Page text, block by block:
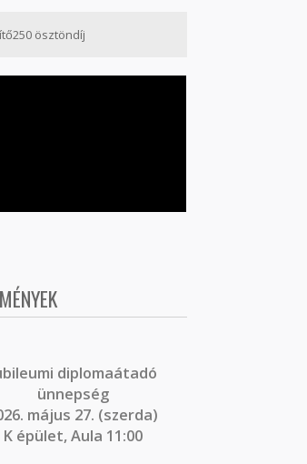
ösztöndíj
diplomaátadó
ünnepség
május 27. (szerda)
K épület, Aula 11:00